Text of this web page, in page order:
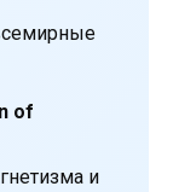
of
и